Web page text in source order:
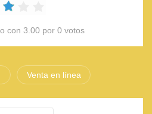
con 3.00 por 0 votos
Venta en línea